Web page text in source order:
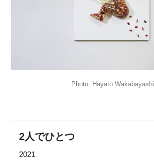
Hayato Wakabayashi
2人でひとつ
2021